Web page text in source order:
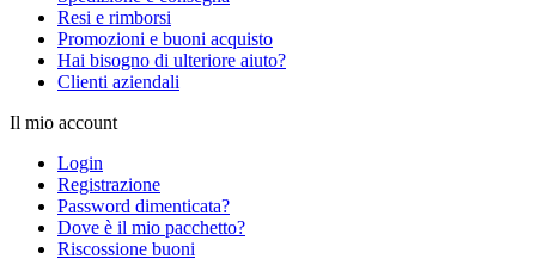
Resi e rimborsi
Promozioni e buoni acquisto
Hai bisogno di ulteriore aiuto?
Clienti aziendali
Il mio account
Login
Registrazione
Password dimenticata?
Dove è il mio pacchetto?
Riscossione buoni